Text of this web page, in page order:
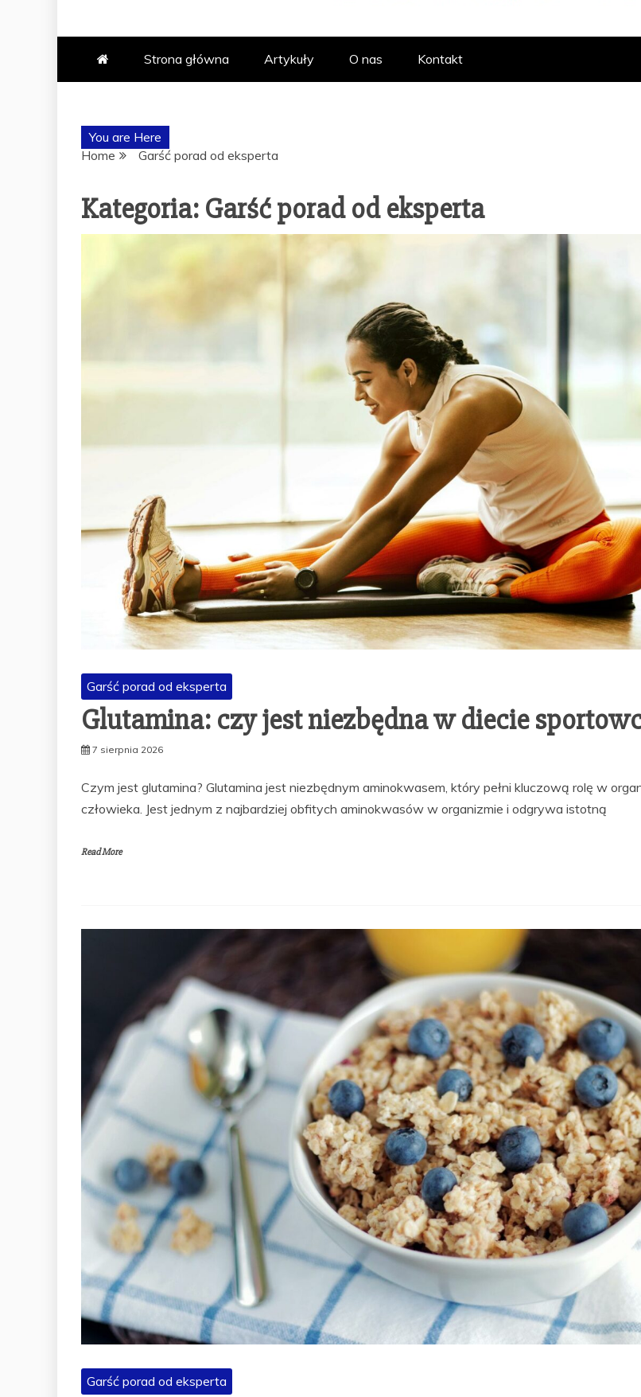
ABAK – PORTAL
TRENINGÓW, ODŻYWEK
Strona główna Artykuły O nas Kontakt
You are Here
Home
Garść porad od eksperta
Kategoria: Garść porad od eksperta
Garść porad od eksperta
Glutamina: czy jest niezbędna w diecie
7 sierpnia 2026
Czym jest glutamina? Glutamina jest niezbędnym aminokwasem, który pełni kluczową rolę w
człowieka. Jest jednym z najbardziej obfitych aminokwasów w organizmie i odgrywa istotną
Read More
Garść porad od eksperta